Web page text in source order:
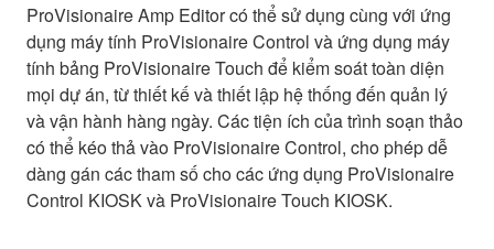
ProVisionaire Amp Editor có thể sử dụng cùng với ứng
dụng máy tính ProVisionaire Control và ứng dụng máy
tính bảng ProVisionaire Touch để kiểm soát toàn diện
mọi dự án, từ thiết kế và thiết lập hệ thống đến quản lý
và vận hành hàng ngày. Các tiện ích của trình soạn thảo
có thể kéo thả vào ProVisionaire Control, cho phép dễ
dàng gán các tham số cho các ứng dụng ProVisionaire
Control KIOSK và ProVisionaire Touch KIOSK.